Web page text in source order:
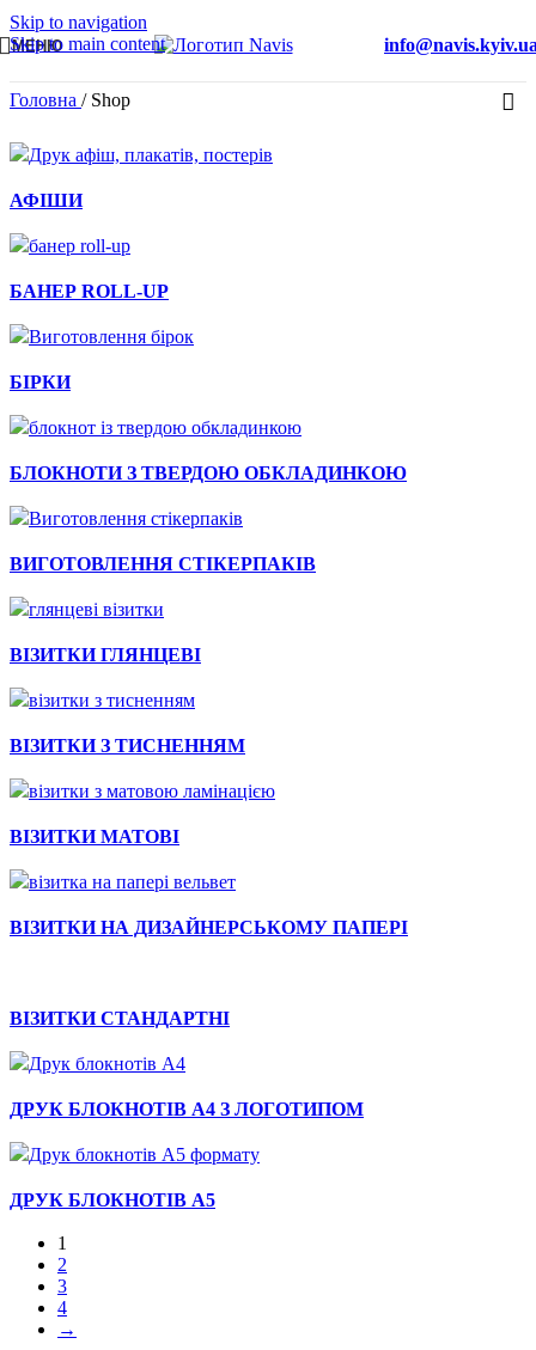
Skip to navigation
Skip to main content
МЕНЮ
Головна / Shop
АФІШИ
БАНЕР ROLL-UP
БІРКИ
БЛОКНОТИ З ТВЕРДОЮ ОБКЛАДИНКОЮ
ВИГОТОВЛЕННЯ СТІКЕРПАКІВ
ВІЗИТКИ ГЛЯНЦЕВІ
ВІЗИТКИ З ТИСНЕННЯМ
ВІЗИТКИ МАТОВІ
ВІЗИТКИ НА ДИЗАЙНЕРСЬКОМУ ПАПЕРІ
ВІЗИТКИ СТАНДАРТНІ
ДРУК БЛОКНОТІВ А4 З ЛОГОТИПОМ
ДРУК БЛОКНОТІВ А5
1
2
3
4
→